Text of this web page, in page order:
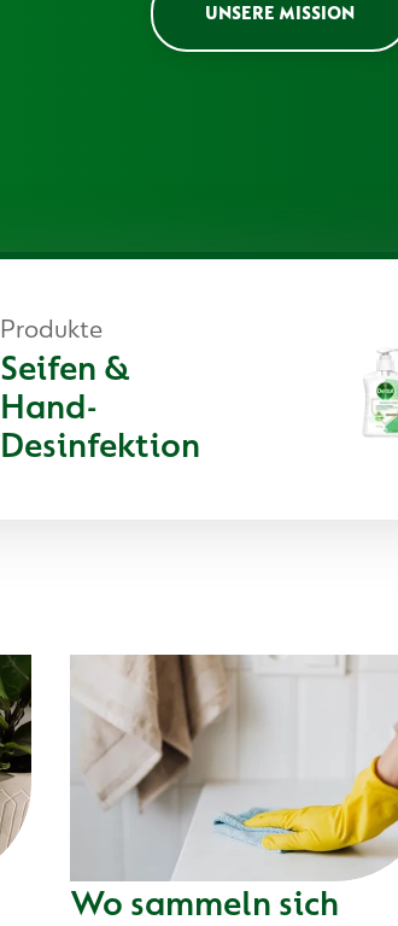
UNSERE MISSION
Seifen &
Hand-
Desinfektion
Produkte
Wo sammeln sich